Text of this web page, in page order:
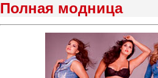
Полная модница